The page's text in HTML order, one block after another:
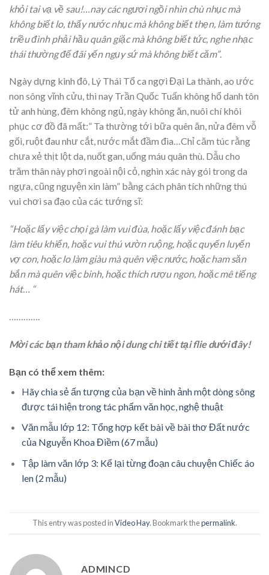
khỏi tai vạ về sau!…nay các ngươi ngồi nhìn chù nhục mà
không biết lo, thấy nước nhục mà không biết thẹn, làm tướng
triều đình phải hầu quân giặc mà không biết tức, nghe nhạc
thái thường để đãi yến ngụy sứ mà không biết căm”.
Ngày dựng kinh đô, Lý Thái Tổ ca ngợi Đại La thành, ao ước
non sông vĩnh cửu, thì nay Trần Quốc Tuấn không hổ danh tôn
tử anh hùng, đêm không ngủ, ngày không ăn, nuôi chí khôi
phục cơ đồ đã mất:” Ta thường tới bữa quên ăn, nửa đêm vỗ
gối, ruột đau như cắt, nước mắt đầm đìa…Chỉ căm túc rằng
chưa xẻ thịt lột da, nuốt gan, uống máu quân thù. Dẫu cho
trăm thân này phơi ngoài nội cỏ, nghìn xác này gói trong da
ngựa, cũng nguyện xin làm” bằng cách phân tích những thú
vui chơi sa đạo của các tướng sĩ:
“Hoặc lấy việc chọi gà làm vui đùa, hoặc lấy việc đánh bạc
làm tiêu khiển, hoặc vui thú vườn ruộng, hoặc quyến luyến
vợ con, hoặc lo làm giàu mà quên việc nước, hoặc ham săn
bắn mà quên việc binh, hoặc thích rượu ngon, hoặc mê tiếng
hát… “
………….
Mời các bạn tham khảo nội dung chi tiết tại flie dưới đây!
Bạn có thể xem thêm:
Hãy chia sẻ ấn tượng của bạn về hình ảnh một dòng sông
được tái hiện trong tác phẩm văn học, nghệ thuật
Văn mẫu lớp 12: Tổng hợp kết bài về bài thơ Đất nước
của Nguyễn Khoa Điềm (67 mẫu)
Tập làm văn lớp 3: Kể lại từng đoạn câu chuyện Chiếc áo
len (2 mẫu)
This entry was posted inVideo Hay. Bookmark thepermalink.
ADMINCD